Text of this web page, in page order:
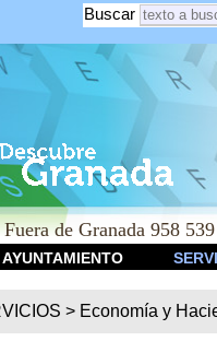
Buscar
de Granada 958
AYUNTAMIENTO
> Economía y